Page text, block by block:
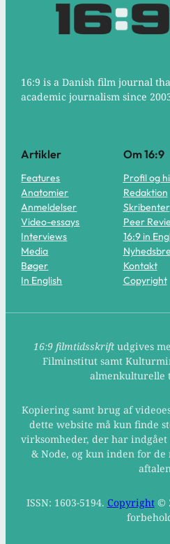
16:9 is a Danish film journal
academic journalism since
Artikler
Features
Anatomier
Anmeldelser
Video-essays
Interviews
Media
Bøger
In English
Om 16:9
Profil og
Redaktion
Skribenter
Peer
16:9 in
Kontakt
Copyright
16:9 filmtidsskrift udgives
Filminstitut samt
almenkulturelle
Kopiering samt brug af
dette website må kun finde
virksomheder, der har indgået
& Node, og kun inden for
ISSN: 1603-5194. Copyright©